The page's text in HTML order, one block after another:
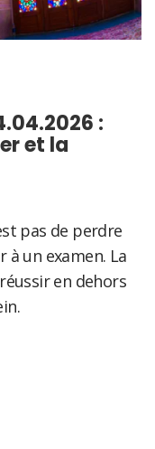
:
et la
pas de perdre
à un examen. La
en dehors